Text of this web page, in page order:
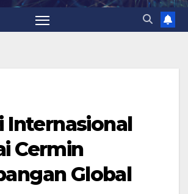
Internasional
Cermin
Global